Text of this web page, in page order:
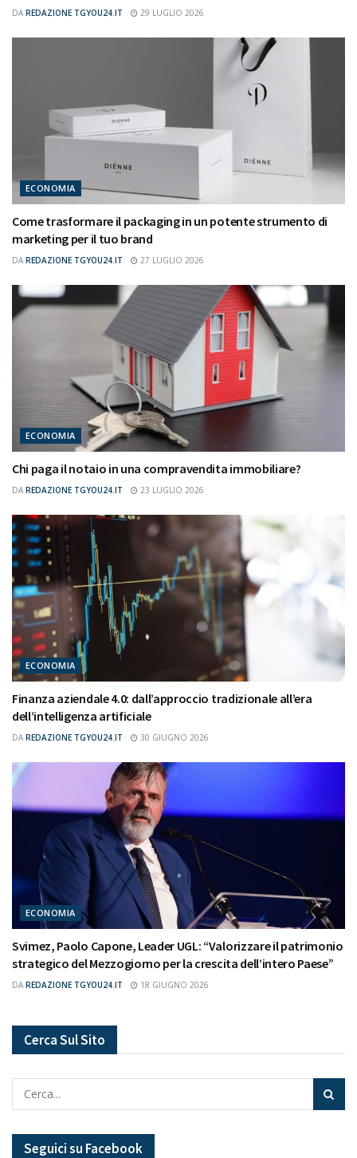
DA REDAZIONE TGYOU24.IT 29 LUGLIO 2026
ECONOMIA
Come trasformare il packaging in un potente strumento di
marketing per il tuo brand
DA REDAZIONE TGYOU24.IT 27 LUGLIO 2026
ECONOMIA
Chi paga il notaio in una compravendita immobiliare?
DA REDAZIONE TGYOU24.IT 23 LUGLIO 2026
ECONOMIA
Finanza aziendale 4.0: dall’approccio tradizionale all’era
dell’intelligenza artificiale
DA REDAZIONE TGYOU24.IT 30 GIUGNO 2026
ECONOMIA
Svimez, Paolo Capone, Leader UGL: “Valorizzare il patrimonio
strategico del Mezzogiorno per la crescita dell’intero Paese”
DA REDAZIONE TGYOU24.IT 18 GIUGNO 2026
Cerca Sul Sito
Seguici su Facebook